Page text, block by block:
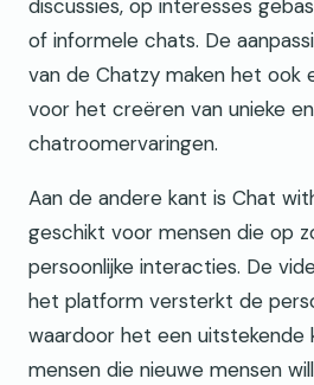
discussies, op interesses
of informele chats. De
van de Chatzy maken het ook
voor het creëren van unieke
chatroomervaringen.
Aan de andere kant is Chat
geschikt voor mensen die op
persoonlijke interacties. De
het platform versterkt de
waardoor het een uitstekende
mensen die nieuwe mensen